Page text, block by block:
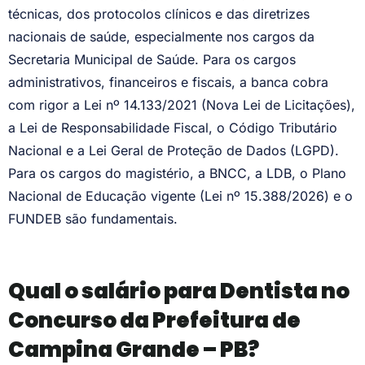
técnicas, dos protocolos clínicos e das diretrizes
nacionais de saúde, especialmente nos cargos da
Secretaria Municipal de Saúde. Para os cargos
administrativos, financeiros e fiscais, a banca cobra
com rigor a Lei nº 14.133/2021 (Nova Lei de Licitações),
a Lei de Responsabilidade Fiscal, o Código Tributário
Nacional e a Lei Geral de Proteção de Dados (LGPD).
Para os cargos do magistério, a BNCC, a LDB, o Plano
Nacional de Educação vigente (Lei nº 15.388/2026) e o
FUNDEB são fundamentais.
Qual o salário para Dentista no
Concurso da Prefeitura de
Campina Grande – PB?